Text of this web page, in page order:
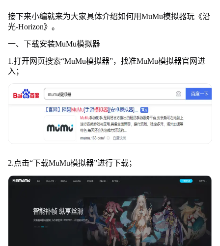
接下来小编就来为大家具体介绍如何用MuMu模拟器玩《沿
光-Horizon》。
一、下载安装MuMu模拟器
1.打开网页搜索“MuMu模拟器”，找准MuMu模拟器官网进
入；
2.点击“下载MuMu模拟器”进行下载；